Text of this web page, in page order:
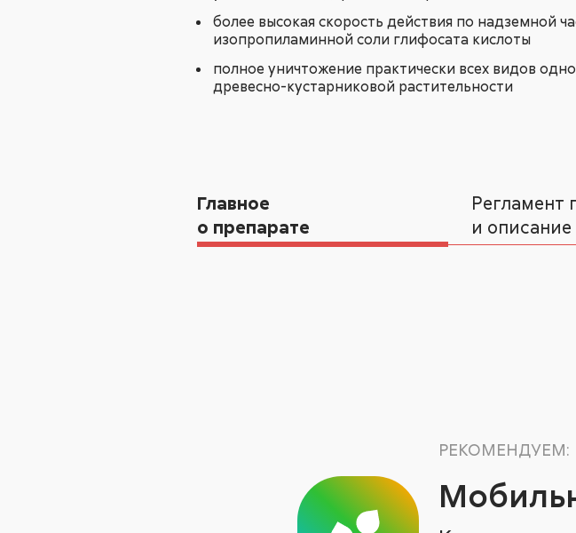
более высокая скорость действия по надземной
изопропиламинной соли глифосата кислоты
полное уничтожение практически всех видов
древесно-кустарниковой растительности
Главное
о препарате
Регламент
и описание
РЕКОМЕНДУЕМ: